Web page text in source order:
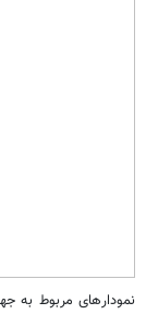
نمودارهای مربوط به